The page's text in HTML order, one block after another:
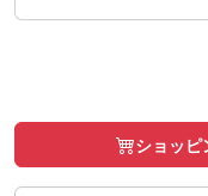
ショッピ